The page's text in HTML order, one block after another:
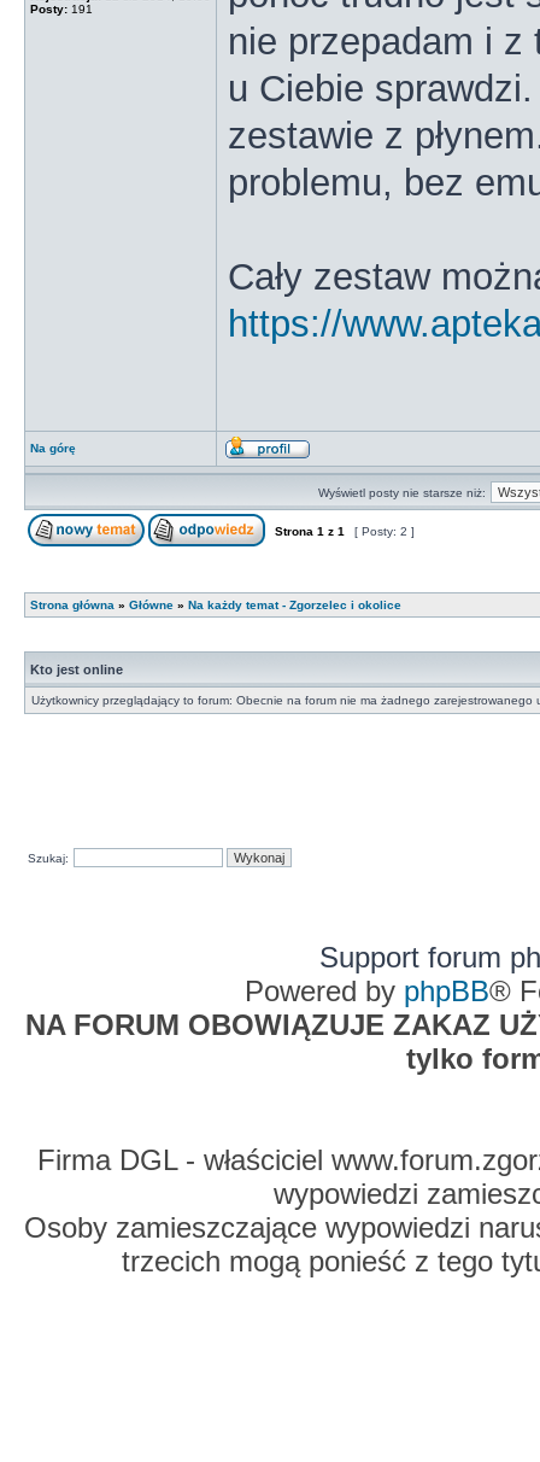
Posty: 191
nie przepadam i z
u Ciebie
zestawie z
problemu, bez
Cały zestaw
https://
Na górę
Wyświetl posty nie starsze niż:
Strona 1 z 1 [ Posty: 2 ]
Strona główna » Główne » Na każdy temat - Zgorzelec i okolice
Kto jest online
Użytkownicy przeglądający to forum: Obecnie na forum nie ma żadnego zarejestrowanego
Szukaj:
Support forum
Powered by phpBB®
NA FORUM OBOWIĄZUJE ZAKAZ
tylko
Firma DGL - właściciel
wypowiedzi
Osoby zamieszczające wypowiedzi
trzecich mogą ponieść z tego